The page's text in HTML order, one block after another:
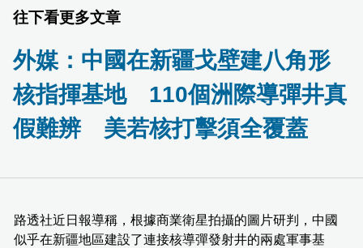
往下看更多文章
外媒：中國在新疆戈壁建八角形
核指揮基地 110個洲際導彈井真
假難辨 美若核打擊須全覆蓋
路透社近日報導稱，根據商業衛星拍攝的圖片研判，中國
似乎在新疆地區建設了連接核導彈發射井的兩處軍事基